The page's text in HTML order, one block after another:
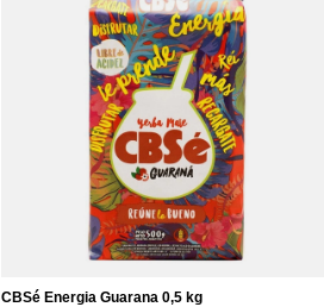
CBSé Energia Guarana 0,5 kg